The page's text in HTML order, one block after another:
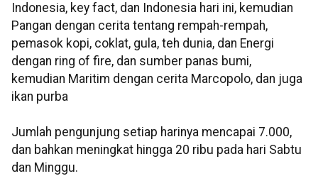
Indonesia, key fact, dan Indonesia hari ini, kemudian
Pangan dengan cerita tentang rempah-rempah,
pemasok kopi, coklat, gula, teh dunia, dan Energi
dengan ring of fire, dan sumber panas bumi,
kemudian Maritim dengan cerita Marcopolo, dan juga
ikan purba
Jumlah pengunjung setiap harinya mencapai 7.000,
dan bahkan meningkat hingga 20 ribu pada hari Sabtu
dan Minggu.